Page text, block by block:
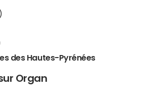
des Hautes-Pyrénées
Organ